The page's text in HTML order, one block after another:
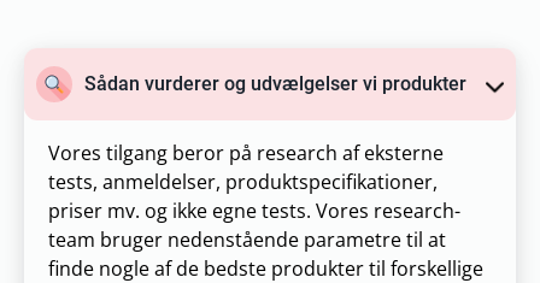
Sådan vurderer og udvælgelser vi produkter
Vores tilgang beror på research af eksterne
tests, anmeldelser, produktspecifikationer,
priser mv. og ikke egne tests. Vores research-
team bruger nedenstående parametre til at
finde nogle af de bedste produkter til forskellige